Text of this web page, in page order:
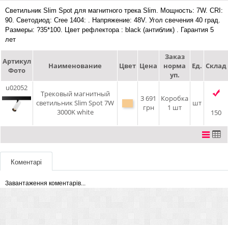
Светильник Slim Spot для магнитного трека Slim. Мощность: 7W. CRI:
90. Светодиод: Cree 1404: . Напряжение: 48V. Угол свечения 40 град.
Размеры: ?35*100. Цвет рефлектора : black (антиблик) . Гарантия 5
лет
Артикул
Фото
Наименование Цвет Цена
Заказ
норма
уп.
Ед. Склад
u02052
Трековый магнитный
светильник Slim Spot 7W
3000K white
3 691
грн
Коробка
1 шт
шт
150
Коментарі
Завантаження коментарів...